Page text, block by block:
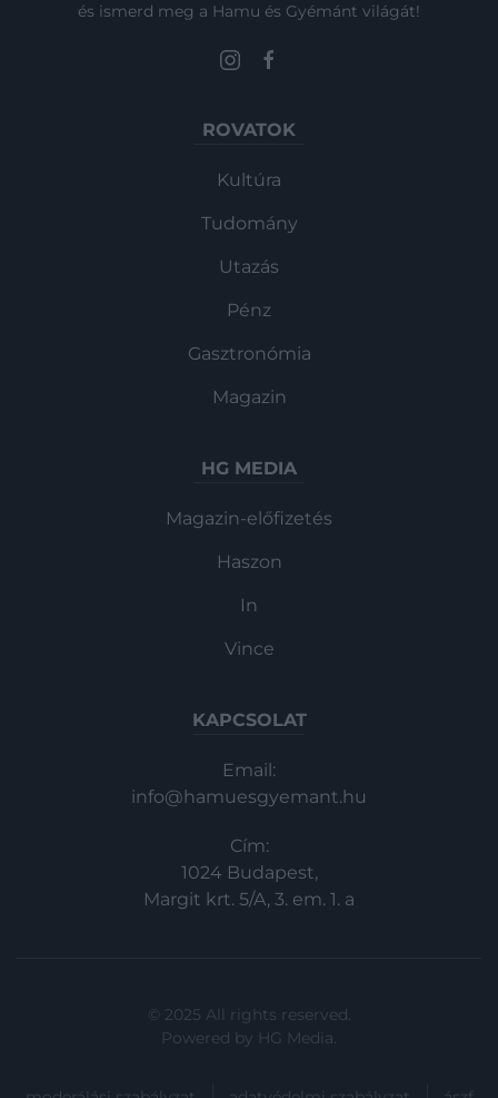
és ismerd meg a Hamu és Gyémánt világát!
ROVATOK
Kultúra
Tudomány
Utazás
Pénz
Gasztronómia
Magazin
HG MEDIA
Magazin-előfizetés
Haszon
In
Vince
KAPCSOLAT
Email:
info@hamuesgyemant.hu
Cím:
1024 Budapest,
Margit krt. 5/A, 3. em. 1. a
© 2025 All rights reserved.
Powered by HG Media.